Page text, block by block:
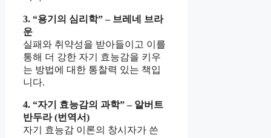
3. “용기의 심리학” – 브레네 브라
운
실패와 취약성을 받아들이고 이를
통해 더 강한 자기 효능감을 키우
는 방법에 대한 통찰력 있는 책입
니다.
4. “자기 효능감의 과학” – 알버트
반두라 (번역서)
자기 효능감 이론의 창시자가 쓴